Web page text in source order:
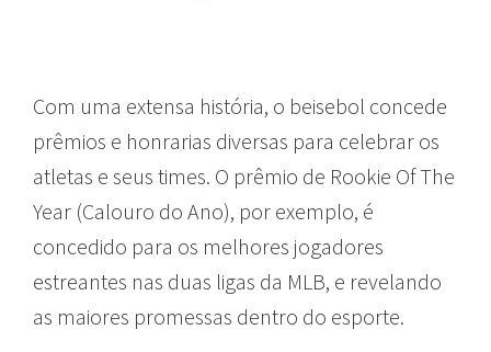
Com uma extensa história, o beisebol concede
prêmios e honrarias diversas para celebrar os
atletas e seus times. O prêmio de Rookie Of The
Year (Calouro do Ano), por exemplo, é
concedido para os melhores jogadores
estreantes nas duas ligas da MLB, e revelando
as maiores promessas dentro do esporte.